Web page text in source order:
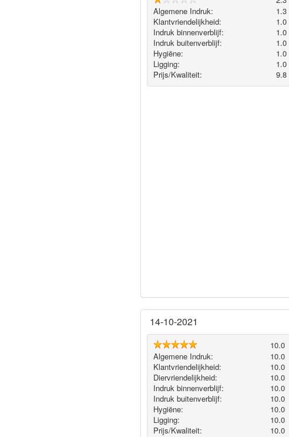
Algemene Indruk:
1.3
Klantvriendelijkheid:
1.0
Indruk binnenverblijf:
1.0
Indruk buitenverblijf:
1.0
Hygiëne‎:
1.0
Ligging:
1.0
Prijs/Kwaliteit:
9.8
14-10-2021
10.0
Algemene Indruk:
10.0
Klantvriendelijkheid:
10.0
Diervriendelijkheid:
10.0
Indruk binnenverblijf:
10.0
Indruk buitenverblijf:
10.0
Hygiëne‎:
10.0
Ligging:
10.0
Prijs/Kwaliteit:
10.0